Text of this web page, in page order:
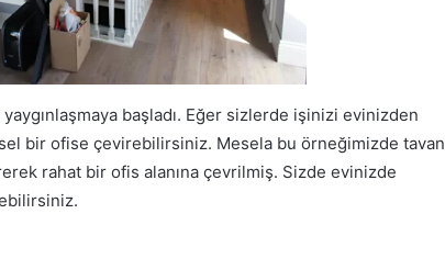
başladı. Eğer sizlerde işinizi evinizden
bir ofise çevirebilirsiniz. Mesela bu örneğimizde tavan
rahat bir ofis alanına çevrilmiş. Sizde evinizde